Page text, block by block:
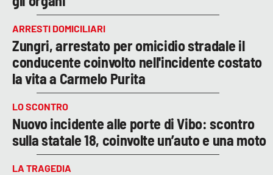
ARRESTI DOMICILIARI
Zungri, arrestato per omicidio stradale il
conducente coinvolto nell'incidente costato
la vita a Carmelo Purita
LO SCONTRO
Nuovo incidente alle porte di Vibo: scontro
sulla statale 18, coinvolte un’auto e una moto
LA TRAGEDIA